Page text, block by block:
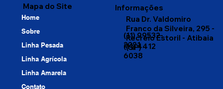
Informações
Rua Dr. Valdomiro
Franco da Silveira, 295 -
Recreio Estoril - Atibaia
(SP)
(11) 99532-
2221
(11) 4412
6038
Mapa do Site
Home
Sobre
Linha Pesada
Linha Agrícola
Linha Amarela
Contato